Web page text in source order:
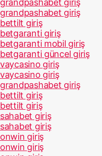
grandpashabet giriş
grandpashabet giriş
bettilt giriş
betgaranti giriş
betgaranti mobil giriş
betgaranti güncel giriş
vaycasino giriş
vaycasino giriş
grandpashabet giriş
bettilt giriş
bettilt giriş
sahabet giriş
sahabet giriş
onwin giriş
onwin giriş